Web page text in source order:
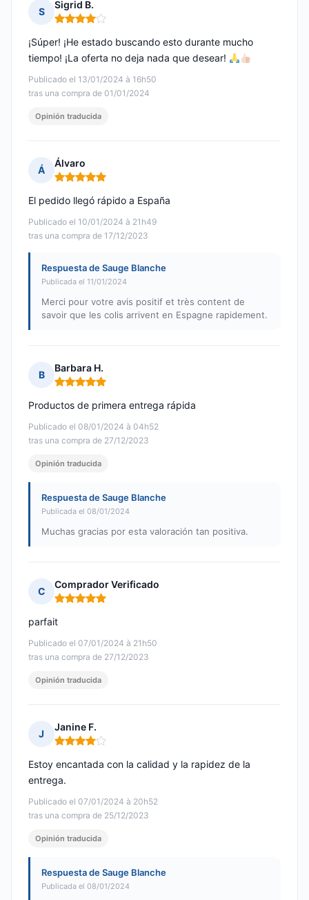
S
Sigrid B.
Nota: 4 de 5
Publicado el 13/01/2024 à 16h50
tras una compra de 01/01/2024
¡Súper! ¡He estado buscando esto durante mucho
tiempo! ¡La oferta no deja nada que desear!
Opinión traducida
Á
Álvaro
Nota: 5 de 5
Publicado el 10/01/2024 à 21h49
tras una compra de 17/12/2023
El pedido llegó rápido a España
Respuesta de Sauge Blanche
Publicada el 11/01/2024
Merci pour votre avis positif et très content de
savoir que les colis arrivent en Espagne rapidement.
B
Barbara H.
Nota: 5 de 5
Publicado el 08/01/2024 à 04h52
tras una compra de 27/12/2023
Productos de primera entrega rápida
Opinión traducida
Respuesta de Sauge Blanche
Publicada el 08/01/2024
Muchas gracias por esta valoración tan positiva.
C
Comprador Verificado
Nota: 5 de 5
Publicado el 07/01/2024 à 21h50
tras una compra de 27/12/2023
parfait
Opinión traducida
J
Janine F.
Nota: 4 de 5
Publicado el 07/01/2024 à 20h52
tras una compra de 25/12/2023
Estoy encantada con la calidad y la rapidez de la
entrega.
Opinión traducida
Respuesta de Sauge Blanche
Publicada el 08/01/2024